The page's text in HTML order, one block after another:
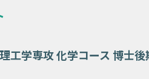
工学専攻 化学コース 博士